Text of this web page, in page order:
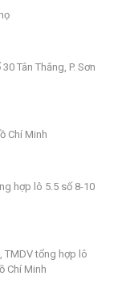
Tân Thắng, P. Sơn
Chí Minh
hợp lô 5.5 số 8-10
TMDV tổng hợp lô
Chí Minh